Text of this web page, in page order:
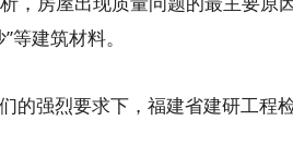
等建筑材料。
强烈要求下，福建省建研工程